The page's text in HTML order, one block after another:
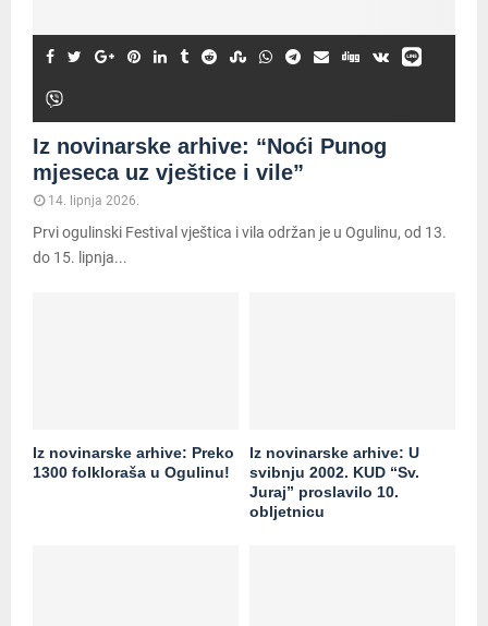
Iz novinarske arhive: “Noći Punog
mjeseca uz vještice i vile”
14. lipnja 2026.
Prvi ogulinski Festival vještica i vila održan je u Ogulinu, od 13.
do 15. lipnja...
Iz novinarske arhive: Preko
1300 folkloraša u Ogulinu!
Iz novinarske arhive: U
svibnju 2002. KUD “Sv.
Juraj” proslavilo 10.
obljetnicu